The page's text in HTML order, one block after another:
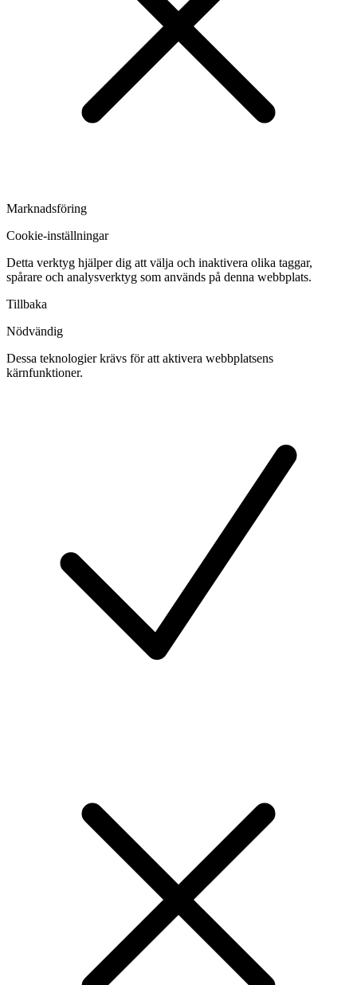
Marknadsföring
Cookie-inställningar
Detta verktyg hjälper dig att välja och inaktivera olika taggar,
spårare och analysverktyg som används på denna webbplats.
Tillbaka
Nödvändig
Dessa teknologier krävs för att aktivera webbplatsens
kärnfunktioner.